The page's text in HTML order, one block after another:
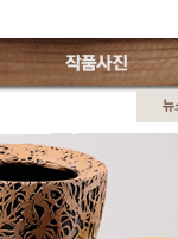
작품사진